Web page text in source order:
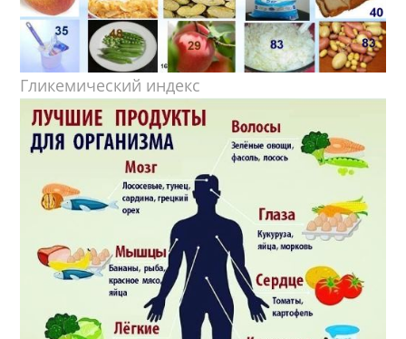
Гликемический индекс